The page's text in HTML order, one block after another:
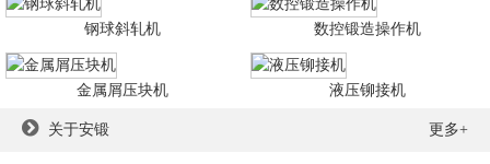
钢球斜轧机 数控锻造操作机
金属屑压块机 液压铆接机
关于安锻 更多+